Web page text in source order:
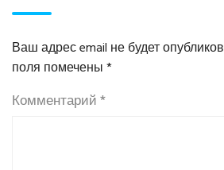
Ваш адрес email не будет
поля помечены*
Комментарий*